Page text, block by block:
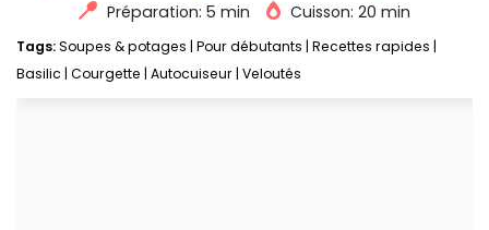
Préparation: 5 min
Cuisson: 20 min
Tags:Soupes & potages Pour débutants Recettes rapides
Basilic Courgette Autocuiseur Veloutés